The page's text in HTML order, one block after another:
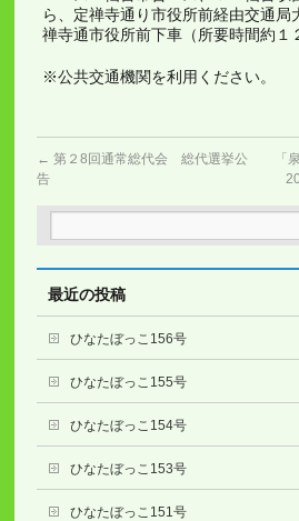
ら、定禅寺通り市役所前経由交通
禅寺通市役所前下車（所要時間約１
※公共交通機関を利用ください。
← 第２8回通常総代会 総代選挙公
告
「
最近の投稿
ひなたぼっこ156号
ひなたぼっこ155号
ひなたぼっこ154号
ひなたぼっこ153号
ひなたぼっこ151号